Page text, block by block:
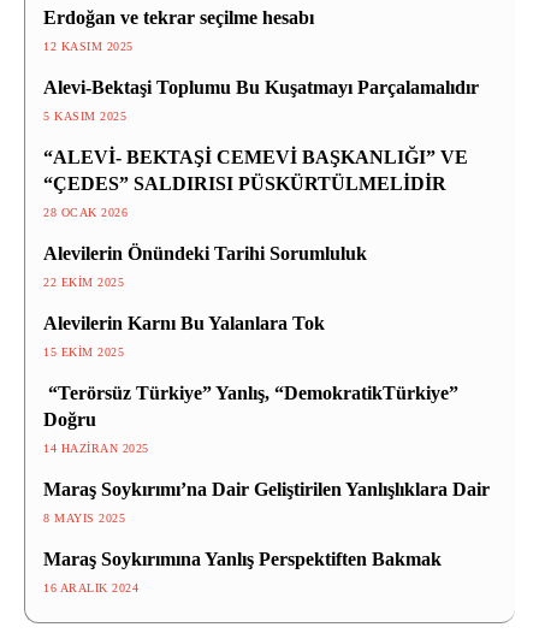
Erdoğan ve tekrar seçilme hesabı
12 KASIM 2025
Alevi-Bektaşi Toplumu Bu Kuşatmayı Parçalamalıdır
5 KASIM 2025
“ALEVİ- BEKTAŞİ CEMEVİ BAŞKANLIĞI” VE
“ÇEDES” SALDIRISI PÜSKÜRTÜLMELİDİR
28 OCAK 2026
Alevilerin Önündeki Tarihi Sorumluluk
22 EKIM 2025
Alevilerin Karnı Bu Yalanlara Tok
15 EKIM 2025
“Terörsüz Türkiye” Yanlış, “DemokratikTürkiye”
Doğru
14 HAZIRAN 2025
Maraş Soykırımı’na Dair Geliştirilen Yanlışlıklara Dair
8 MAYIS 2025
Maraş Soykırımına Yanlış Perspektiften Bakmak
16 ARALIK 2024